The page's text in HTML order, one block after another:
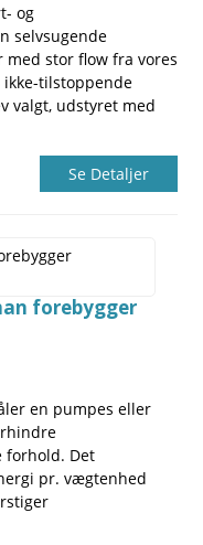
og
selvsugende
stor flow fra vores
ikke-tilstoppende
valgt, udstyret med
Se Detaljer
forebygger
en pumpes eller
forhold. Det
pr. vægtenhed